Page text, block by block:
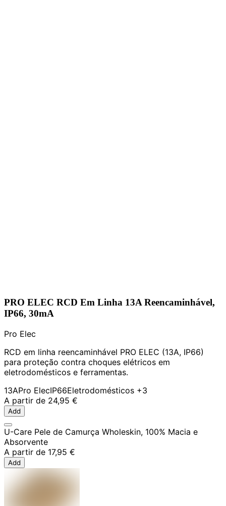
PRO ELEC RCD Em Linha 13A Reencaminhável,
IP66, 30mA
Pro Elec
RCD em linha reencaminhável PRO ELEC (13A, IP66)
para proteção contra choques elétricos em
eletrodomésticos e ferramentas.
13APro ElecIP66Eletrodomésticos +3
A partir de 24,95 €
Add
U-Care Pele de Camurça Wholeskin, 100% Macia e
Absorvente
A partir de 17,95 €
Add